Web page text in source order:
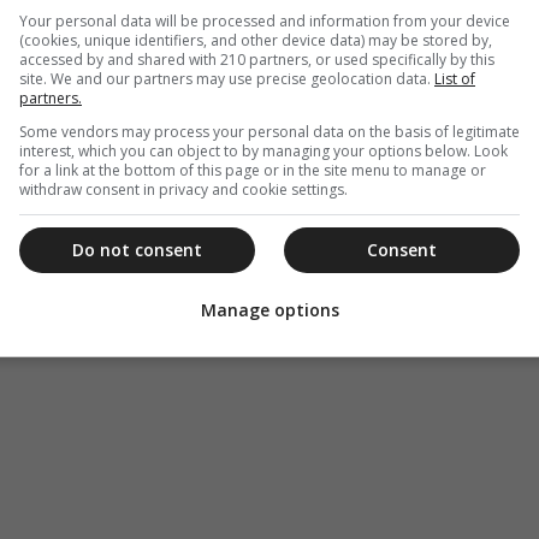
μην σβήσει η ελπίδα στις οικογένειες που
αυτό το πιάτο φαγητού. Την
ζητώντας οικονομική ενίσχυση για
ποσόν και δεν πέρασαν λίγα λεπτα που ο Θεός
φορές φτάνουμε στο τερμα, αλλά η αγάπη του
το έχει ο Θεός και δεν απογοητευόμαστε.
Your personal data will be processed and information from your device
(cookies, unique identifiers, and other device data) may be stored by,
accessed by and shared with 210 partners, or used specifically by this
site. We and our partners may use precise geolocation data. List of
partners.
Some vendors may process your personal data on the basis of legitimate
interest, which you can object to by managing your options below. Look
for a link at the bottom of this page or in the site menu to manage or
withdraw consent in privacy and cookie settings.
Consent
Do not consent
Manage options